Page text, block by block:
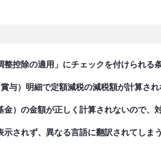
控除の適用」にチェックを付けられる
与）明細で定額減税の減税額が計算され
）の金額が正しく計算されないので、
されず、異なる言語に翻訳されてしま